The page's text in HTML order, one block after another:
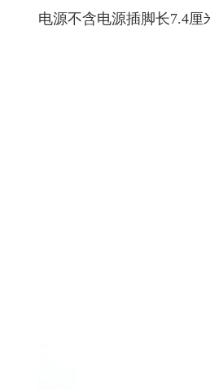
电源不含电源插脚长7.4厘